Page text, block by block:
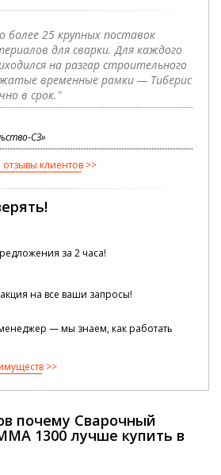
более 25 крупных поставок
для сварки. Для каждого
на разгар строительного
временные рамки — Тиберис
в срок."
СЗ»
клиентов
за 2 часа!
на все ваши запросы!
— мы знаем, как работать
почему Сварочный
1300 лучше купить в